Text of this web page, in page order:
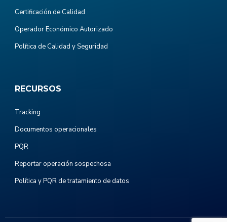
Certificación de Calidad
Operador Económico Autorizado
Política de Calidad y Seguridad
RECURSOS
Tracking
Documentos operacionales
PQR
Reportar operación sospechosa
Política y PQR de tratamiento de datos